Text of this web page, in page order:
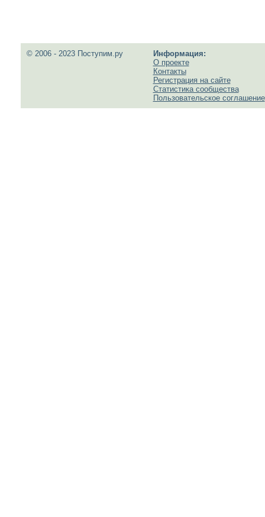
© 2006 - 2023 Поступим.ру
Информация:
О проекте
Контакты
Регистрация на сайте
Статистика сообщества
Пользовательское соглашение